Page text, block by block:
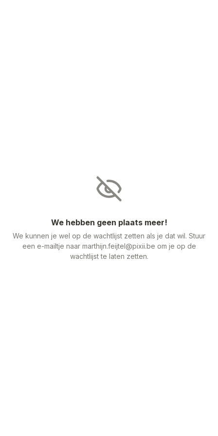
We hebben geen plaats meer!
We kunnen je wel op de wachtlijst zetten als je dat wil. Stuur
een e-mailtje naar marthijn.feijtel@pixii.be om je op de
wachtlijst te laten zetten.